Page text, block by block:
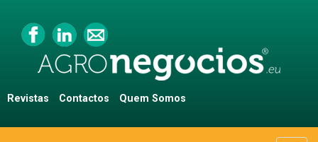
Revistas Contactos Quem Somos